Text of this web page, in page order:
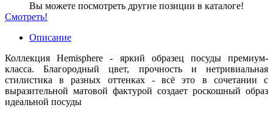
Вы можете посмотреть другие позиции в каталоге!
Смотреть!
Описание
Коллекция Hemisphere - яркий образец посуды премиум-
класса. Благородный цвет, прочность и нетривиальная
стилистика в разных оттенках - всё это в сочетании с
выразительной матовой фактурой создает роскошный образ
идеальной посуды